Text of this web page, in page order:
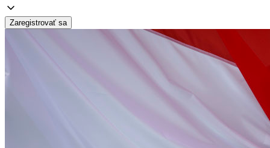
Zaregistrovať sa